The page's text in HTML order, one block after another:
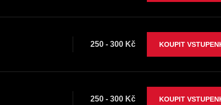
250 - 300 Kč KOUPIT
250 - 300 Kč KOUPIT